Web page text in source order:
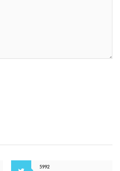
5992